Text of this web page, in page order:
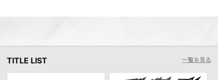
TITLE LIST 一覧を見る